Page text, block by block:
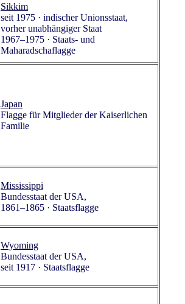
Sikkim
seit 1975 · indischer Unionsstaat,
vorher unabhängiger Staat
1967–1975 · Staats- und
Maharadschaflagge
Japan
Flagge für Mitglieder der Kaiserlichen
Familie
Mississippi
Bundesstaat der USA,
1861–1865 · Staatsflagge
Wyoming
Bundesstaat der USA,
seit 1917 · Staatsflagge